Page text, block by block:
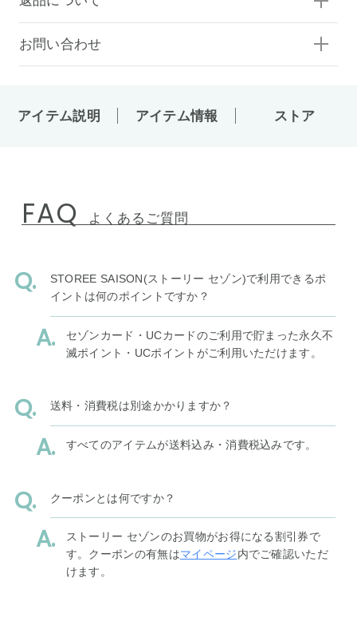
お問い合わせ
アイテム説明 アイテム情報 ストア
FAQ よくあるご質問
STOREE SAISON(ストーリー セゾン)で利用できるポ
イントは何のポイントですか？
セゾンカード・UCカードのご利用で貯まった永久不
滅ポイント・UCポイントがご利用いただけます。
送料・消費税は別途かかりますか？
すべてのアイテムが送料込み・消費税込みです。
クーポンとは何ですか？
ストーリー セゾンのお買物がお得になる割引券で
す。クーポンの有無はマイページ内でご確認いただ
けます。